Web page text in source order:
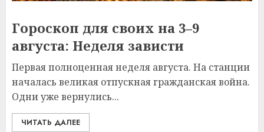
Гороскоп для своих на 3–9
августа: Неделя зависти
Первая полноценная неделя августа. На станции
началась великая отпускная гражданская война.
Одни уже вернулись...
ЧИТАТЬ ДАЛЕЕ